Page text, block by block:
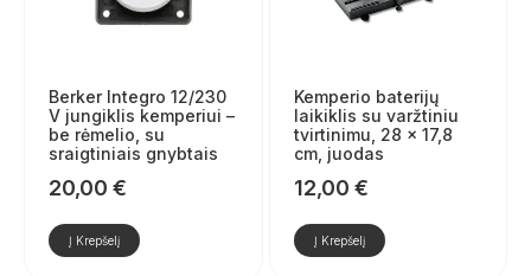
Berker Integro 12/230
V jungiklis kemperiui –
be rėmelio, su
sraigtiniais gnybtais
20,00 €
Į Krepšelį
Kemperio baterijų
laikiklis su varžtiniu
tvirtinimu, 28 × 17,8
cm, juodas
12,00 €
Į Krepšelį